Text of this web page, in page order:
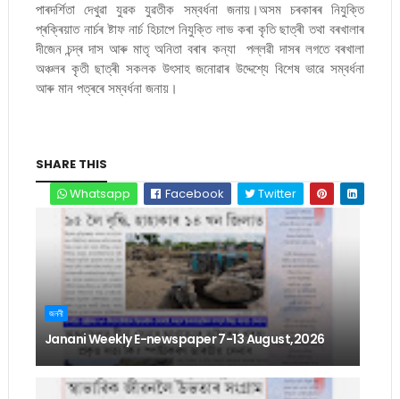
পাৰদৰ্শিতা দেখুৱা যুৱক যুৱতীক সম্বৰ্ধনা জনায়।অসম চৰকাৰৰ নিযুক্তি
প্ৰক্ৰিয়াত নাৰ্চৰ ষ্টাফ নাৰ্চ হিচাপে নিযুক্তি লাভ কৰা কৃতি ছাত্ৰী তথা বৰখালাৰ
দীজেন চন্দ্ৰ দাস আৰু মাতৃ অনিতা বৰাৰ কন্যা পল্লৱী দাসৰ লগতে বৰখালা
অঞ্চলৰ কৃতী ছাত্ৰী সকলক উৎসাহ জনোৱাৰ উদ্দেশ্যে বিশেষ ভাৱে সম্বৰ্ধনা
আৰু মান পত্ৰৰে সম্বৰ্ধনা জনায়।
SHARE THIS
Whatsapp
Facebook Twitter
জননী
Janani Weekly E-newspaper 7-13 August,2026